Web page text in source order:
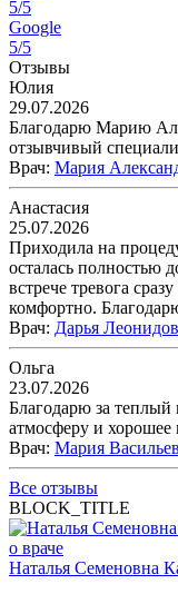
5/5
Google
5/5
Отзывы
Юлия
29.07.2026
Благодарю Марию
отзывчивый
Врач: Мария
Анастасия
25.07.2026
Приходила на
осталась полностью
встрече тревога
комфортно.
Врач: Дарья
Ольга
23.07.2026
Благодарю за
атмосферу и хорошее
Врач: Мария
Все отзывы
BLOCK_TITLE
о враче
Наталья Семеновна